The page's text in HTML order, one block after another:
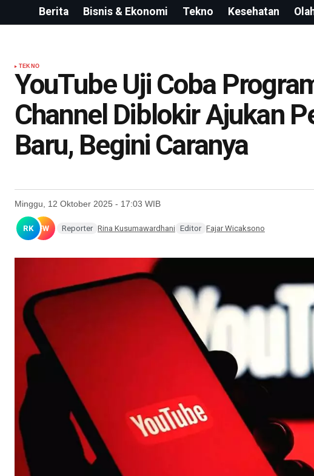
Berita Bisnis & Ekonomi Tekno Kesehatan
TEKNO
YouTube Uji Coba
Channel Diblokir Ajukan
Baru, Begini Caranya
Minggu, 12 Oktober 2025 - 17:03 WIB
RK FW Reporter Rina Kusumawardhani Editor Fajar Wicaksono